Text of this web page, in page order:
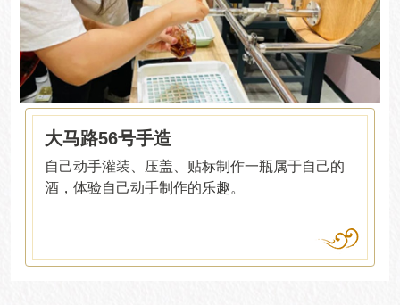
大马路56号手造
自己动手灌装、压盖、贴标制作一瓶属于自己的
酒，体验自己动手制作的乐趣。